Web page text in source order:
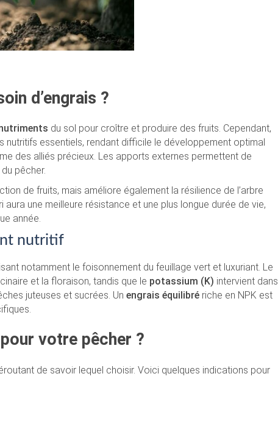
d’engrais ?
du sol pour croître et produire des fruits. Cependant,
essentiels, rendant difficile le développement optimal
des alliés précieux. Les apports externes permettent de
pêcher.
de fruits, mais améliore également la résilience de l’arbre
une meilleure résistance et une plus longue durée de vie,
année.
nutritif
notamment le foisonnement du feuillage vert et luxuriant. Le
et la floraison, tandis que le potassium (K) intervient dans
juteuses et sucrées. Un engrais équilibré riche en NPK est
votre pêcher ?
de savoir lequel choisir. Voici quelques indications pour